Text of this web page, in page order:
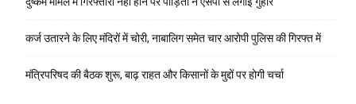
कर्ज उतारने के लिए मंदिरों में चोरी, नाबालिग समेत चार आरोपी पुलिस की गिरफ्त में
मंत्रिपरिषद की बैठक शुरू, बाढ़ राहत और किसानों के मुद्दों पर होगी चर्चा